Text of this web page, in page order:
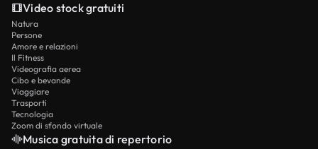
Video stock gratuiti
Natura
Persone
Amore e relazioni
Il Fitness
Videografia aerea
Cibo e bevande
Viaggiare
Trasporti
Tecnologia
Zoom di sfondo virtuale
Musica gratuita di repertorio